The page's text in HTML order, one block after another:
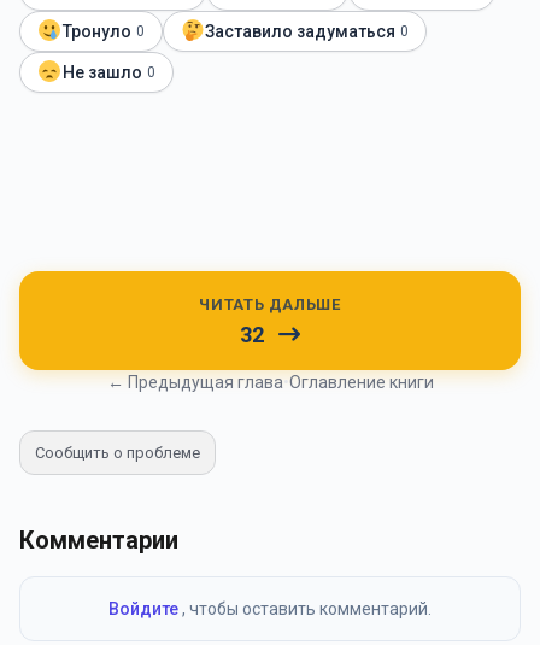
Тронуло 0 Заставило задуматься 0
Не зашло 0
ЧИТАТЬ ДАЛЬШЕ
32
← Предыдущая глава Оглавление книги
Сообщить о проблеме
Комментарии
Войдите, чтобы оставить комментарий.